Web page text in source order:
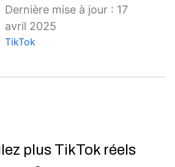
Dernière mise à jour : 17
avril 2025
TikTok
plus TikTok réels